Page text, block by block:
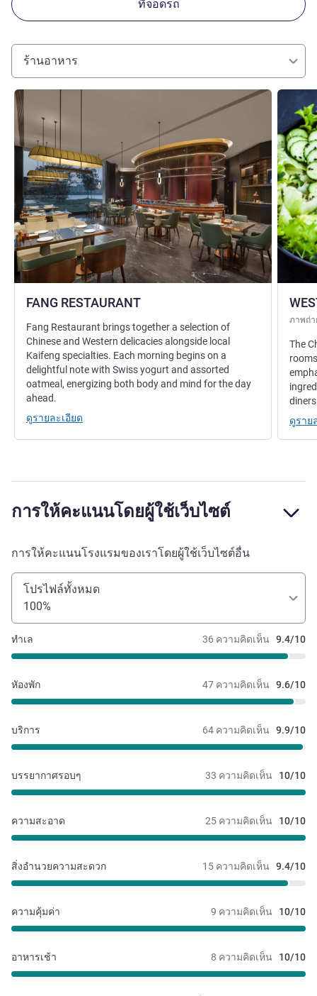
ที่จอดรถ
ร้านอาหาร
FANG RESTAURANT
ดูรายละเอียด
Fang Restaurant brings together a selection of
Chinese and Western delicacies alongside local
Kaifeng specialties. Each morning begins on a
delightful note with Swiss yogurt and assorted
oatmeal, energizing both body and mind for the day
ahead.
ดูรายละเอียด
ภาพถ่
ดูรายละ
The
ดูราย
การให้คะแนนโดยผู้ใช้เว็บไซต์
การให้คะแนนโรงแรมของเราโดยผู้ใช้เว็บไซต์อื่น
โปรไฟล์ทั้งหมด
100%
36 ความคิดเห็น 9.4/10
ทำเล
47 ความคิดเห็น 9.6/10
หัองพัก
64 ความคิดเห็น 9.9/10
บริการ
33 ความคิดเห็น 10/10
บรรยากาศรอบๆ
25 ความคิดเห็น 10/10
ความสะอาด
15 ความคิดเห็น 9.4/10
สิ่งอำนวยความสะดวก
9 ความคิดเห็น 10/10
ความคุ้มค่า
8 ความคิดเห็น 10/10
อาหารเช้า